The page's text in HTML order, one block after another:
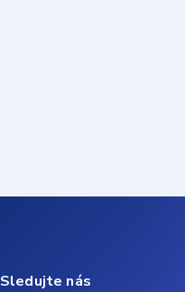
Sledujte nás